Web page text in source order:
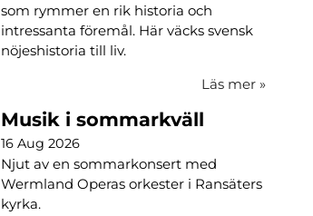
som rymmer en rik historia och
intressanta föremål. Här väcks svensk
nöjeshistoria till liv.
Läs mer »
Musik i sommarkväll
16 Aug 2026
Njut av en sommarkonsert med
Wermland Operas orkester i Ransäters
kyrka.